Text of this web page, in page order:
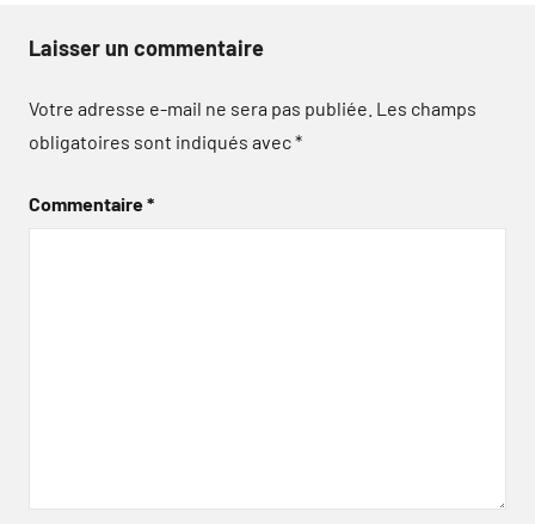
Laisser un commentaire
Votre adresse e-mail ne sera pas publiée. Les champs
obligatoires sont indiqués avec*
Commentaire*